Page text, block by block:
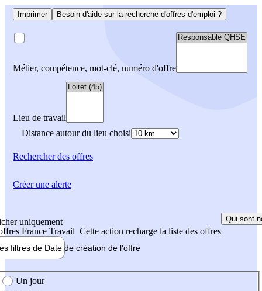
Imprimer Besoin d'aide sur la recherche d'offres d'emploi ?
Métier, compétence, mot-clé, numéro d'offre
Lieu de travail
Distance autour du lieu choisi
Rechercherdes offres
uniquement
France Travail Cette action recharge la liste des offres
Qui sont
filtres de Date de création de l'offre
création de l'offre
Un jour
Créer une alerte